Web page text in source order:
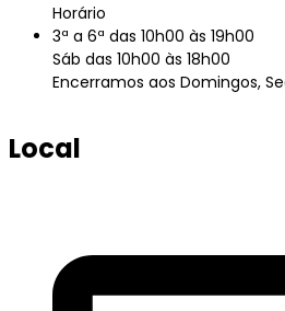
Horário
3ª a 6ª das 10h00 às 19h00
Sáb das 10h00 às 18h00
Encerramos aos Domingos,
Local